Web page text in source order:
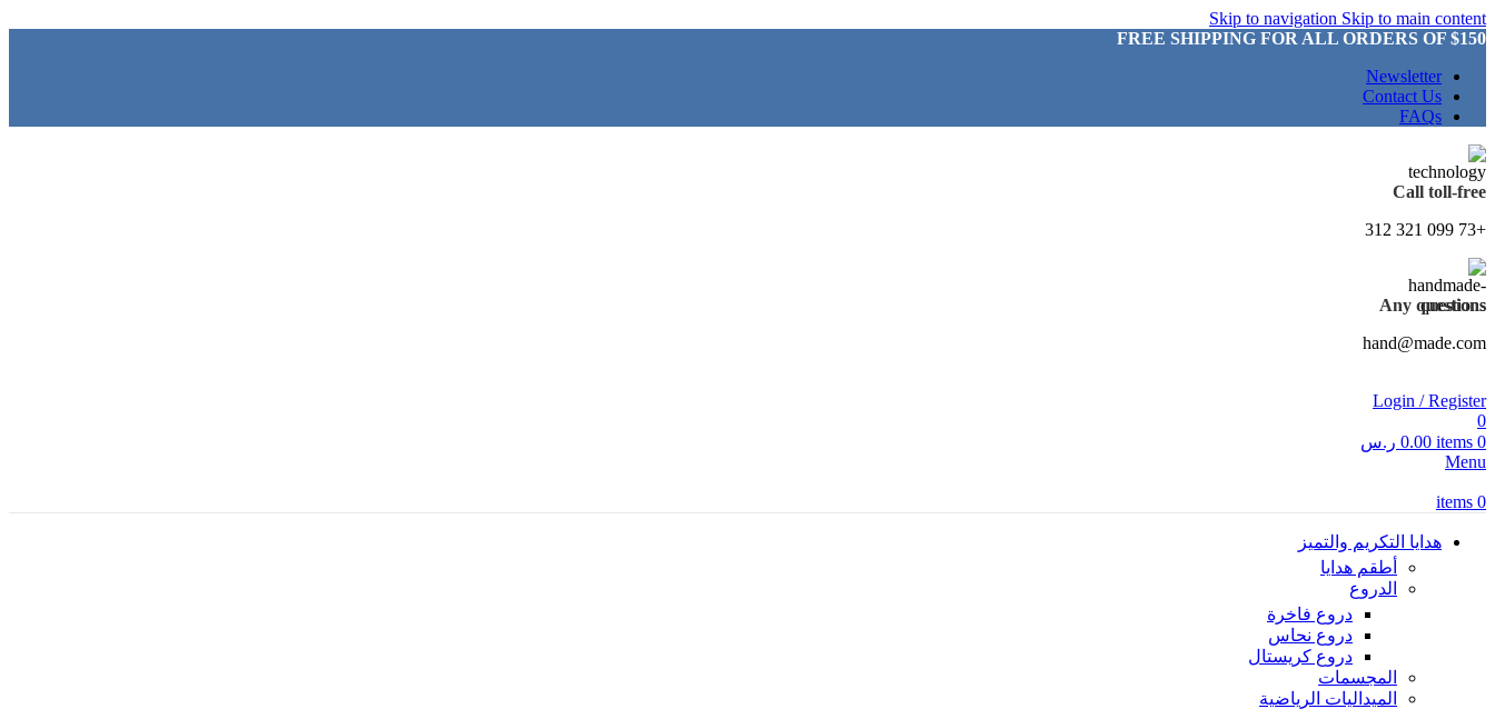
Skip to navigation Skip to main content
FREE SHIPPING FOR ALL ORDERS OF $150
Newsletter
Contact Us
FAQs
Call toll-free
+73 099 321 312
Any questions
hand@made.com
Login / Register
0
0
items
0.00 ر.س
Menu
0
items
هدايا التكريم والتميز
أطقم هدايا
الدروع
دروع فاخرة
دروع نحاس
دروع كريستال
المجسمات
الميداليات الرياضية